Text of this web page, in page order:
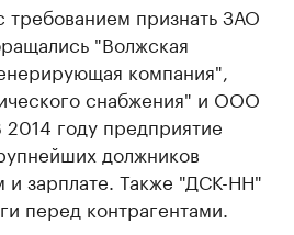
требованием признать ЗАО
"Волжская
компания",
снабжения" и ООО
году предприятие
должников
и зарплате. Также "ДСК-НН"
перед контрагентами.